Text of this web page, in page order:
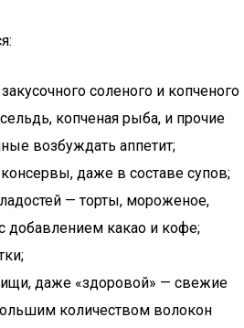
соленого и копченого
копченая рыба, и прочие
возбуждать аппетит;
даже в составе супов;
— торты, мороженое,
добавлением какао и кофе;
даже «здоровой» — свежие
количеством волокон